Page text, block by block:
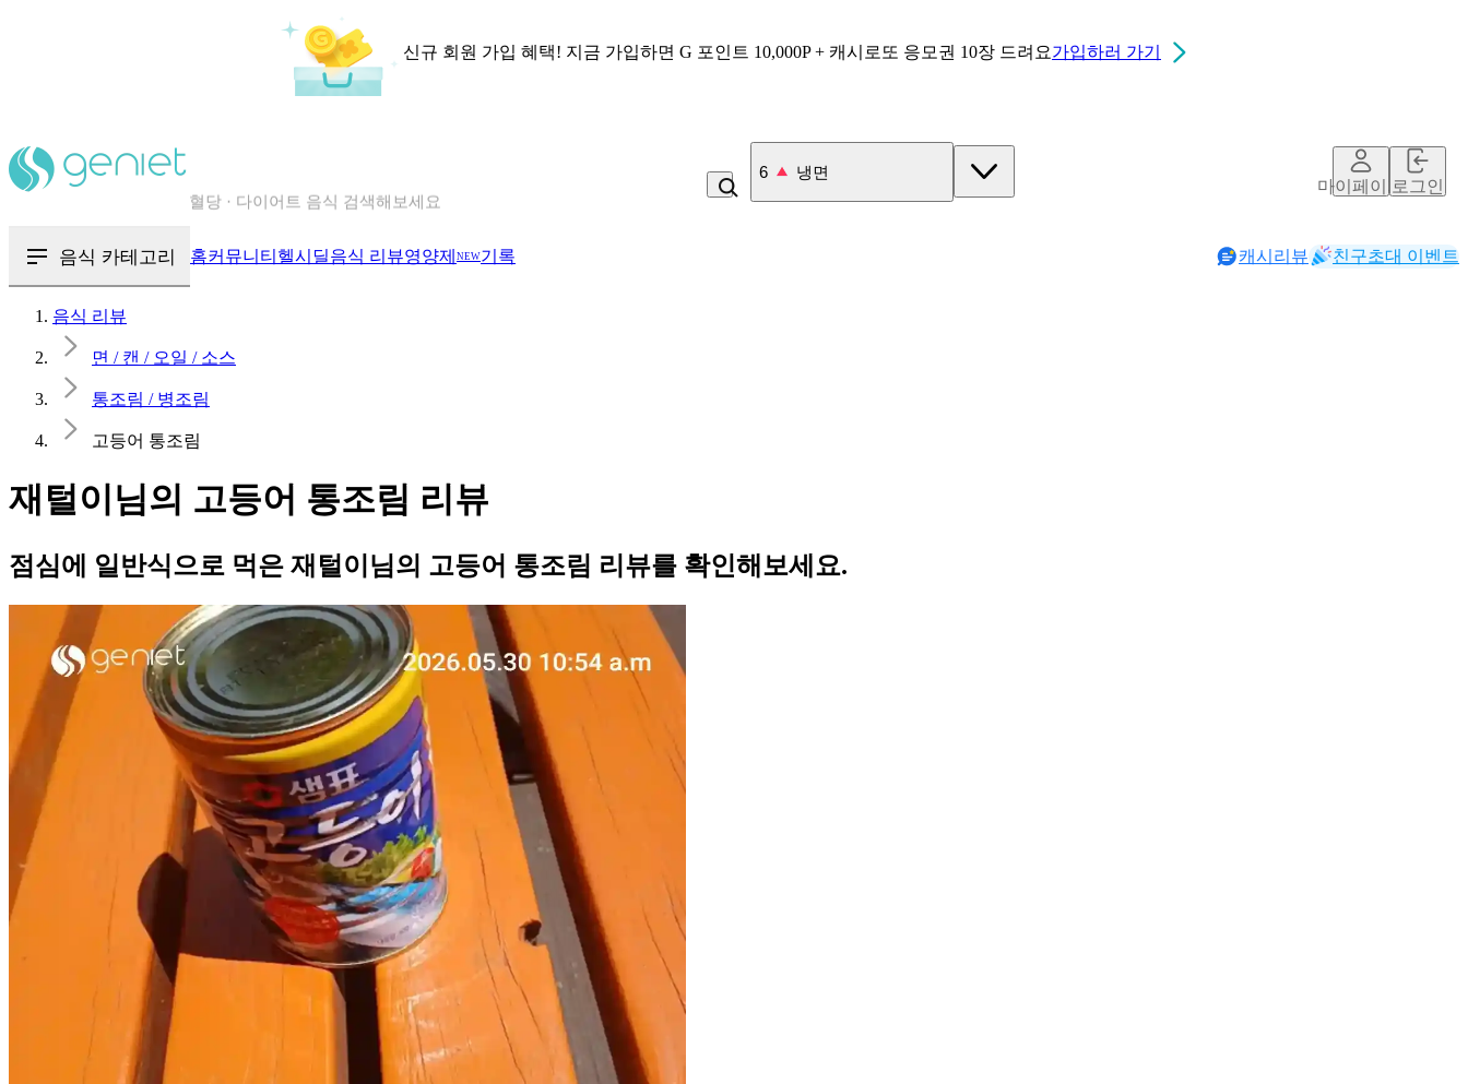
신규 회원 가입 혜택! 지금 가입하면 G 포인트 10,000P + 캐시로또 응모권 10장 드려요가입하러 가기
칼로리와 영양성분을 검색해보세요
7 김치
마이페이지로그인
음식 카테고리 홈커뮤니티 헬시딜음식 리뷰영양제 NEW기록 캐시리뷰 친구초대 이벤트
음식 리뷰
면 / 캔 / 오일 / 소스
통조림 / 병조림
고등어 통조림
재털이님의 고등어 통조림 리뷰
점심에 일반식으로 먹은 재털이님의 고등어 통조림 리뷰를 확인해보세요.